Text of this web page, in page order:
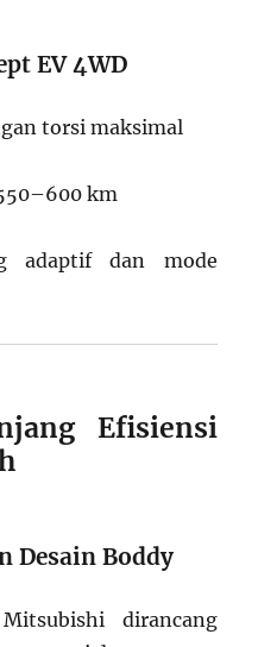
EV 4WD
torsi maksimal
km
adaptif dan mode
Efisiensi
Desain Boddy
dirancang